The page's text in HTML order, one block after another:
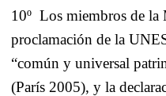
10º Los miembros de la
proclamación de la
“común y universal
(París 2005), y la